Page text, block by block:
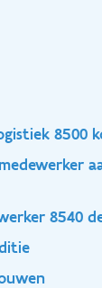
8500
8540